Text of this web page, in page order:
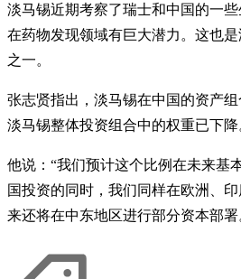
淡马锡近期考察了瑞士和中国的一
在药物发现领域有巨大潜力。这也
之一。
张志贤指出，淡马锡在中国的资产
淡马锡整体投资组合中的权重已下降
他说：“我们预计这个比例在未来基
国投资的同时，我们同样在欧洲、
来还将在中东地区进行部分资本部署